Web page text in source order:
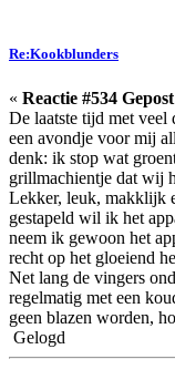
Re:Kookblunders
« Reactie #534
De laatste tijd met
een avondje voor mij
denk: ik stop wat
grillmachientje dat wij
Lekker, leuk, makklijk
gestapeld wil ik het
neem ik gewoon het
recht op het gloeiend
Net lang de vingers
regelmatig met een
geen blazen worden,
Gelogd